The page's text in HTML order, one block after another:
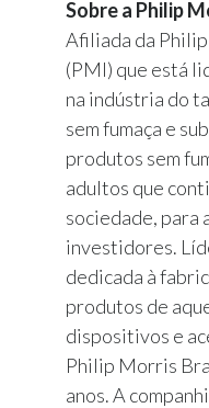
Sobre a Philip
Afiliada da
(PMI) que está
na indústria do
sem fumaça e
produtos sem
adultos que
sociedade, para
investidores.
dedicada à
produtos de
dispositivos e
Philip Morris
anos. A